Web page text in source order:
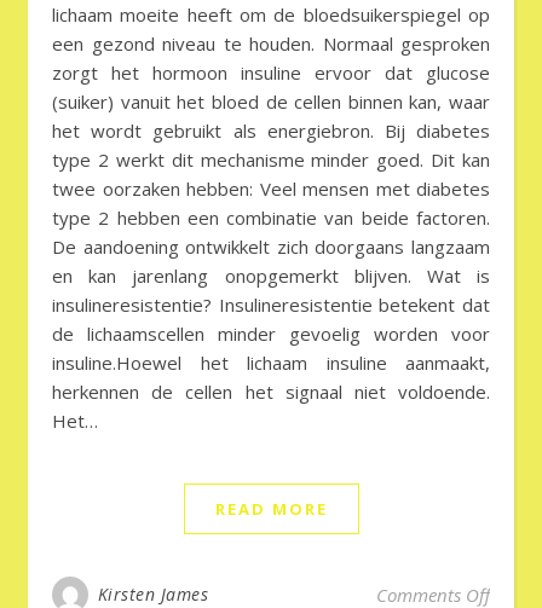
lichaam moeite heeft om de bloedsuikerspiegel op
een gezond niveau te houden. Normaal gesproken
zorgt het hormoon insuline ervoor dat glucose
(suiker) vanuit het bloed de cellen binnen kan, waar
het wordt gebruikt als energiebron. Bij diabetes
type 2 werkt dit mechanisme minder goed. Dit kan
twee oorzaken hebben: Veel mensen met diabetes
type 2 hebben een combinatie van beide factoren.
De aandoening ontwikkelt zich doorgaans langzaam
en kan jarenlang onopgemerkt blijven. Wat is
insulineresistentie? Insulineresistentie betekent dat
de lichaamscellen minder gevoelig worden voor
insuline.Hoewel het lichaam insuline aanmaakt,
herkennen de cellen het signaal niet voldoende.
Het…
READ MORE
Kirsten James Comments Offon